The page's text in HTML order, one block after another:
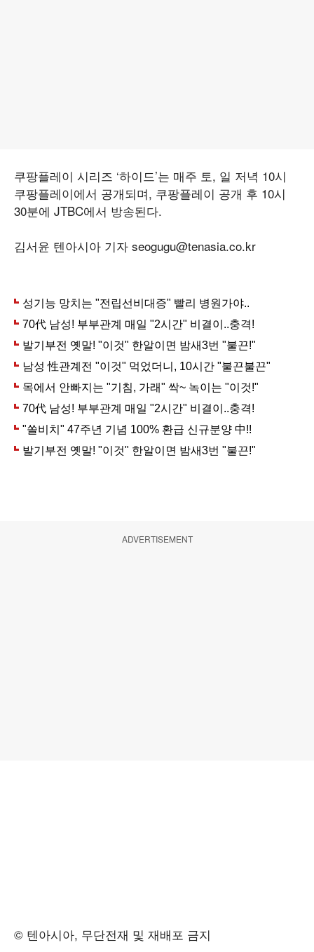
쿠팡플레이 시리즈 ‘하이드’는 매주 토, 일 저녁 10시
쿠팡플레이에서 공개되며, 쿠팡플레이 공개 후 10시
30분에 JTBC에서 방송된다.
김서윤 텐아시아 기자 seogugu@tenasia.co.kr
ADVERTISEMENT
© 텐아시아, 무단전재 및 재배포 금지